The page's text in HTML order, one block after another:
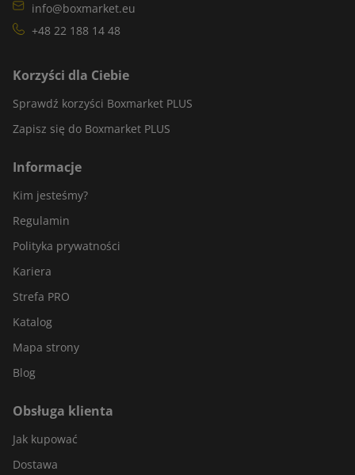
info@boxmarket.eu
+48 22 188 14 48
Korzyści dla Ciebie
Sprawdź korzyści Boxmarket PLUS
Zapisz się do Boxmarket PLUS
Informacje
Kim jesteśmy?
Regulamin
Polityka prywatności
Kariera
Strefa PRO
Katalog
Mapa strony
Blog
Obsługa klienta
Jak kupować
Dostawa